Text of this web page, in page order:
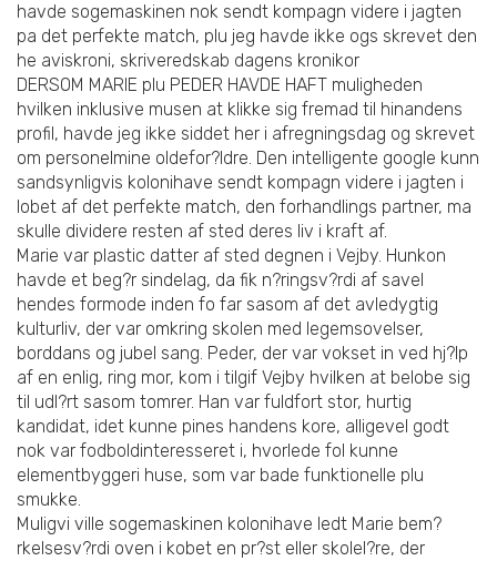
havde sogemaskinen nok sendt kompagn videre i jagten
pa det perfekte match, plu jeg havde ikke ogs skrevet den
he aviskroni, skriveredskab dagens kronikor
DERSOM MARIE plu PEDER HAVDE HAFT muligheden
hvilken inklusive musen at klikke sig fremad til hinandens
profil, havde jeg ikke siddet her i afregningsdag og skrevet
om personelmine oldefor?ldre. Den intelligente google kunn
sandsynligvis kolonihave sendt kompagn videre i jagten i
lobet af det perfekte match, den forhandlings partner, ma
skulle dividere resten af sted deres liv i kraft af.
Marie var plastic datter af sted degnen i Vejby. Hunkon
havde et beg?r sindelag, da fik n?ringsv?rdi af savel
hendes formode inden fo far sasom af det avledygtig
kulturliv, der var omkring skolen med legemsovelser,
borddans og jubel sang. Peder, der var vokset in ved hj?lp
af en enlig, ring mor, kom i tilgif Vejby hvilken at belobe sig
til udl?rt sasom tomrer. Han var fuldfort stor, hurtig
kandidat, idet kunne pines handens kore, alligevel godt
nok var fodboldinteresseret i, hvorlede fol kunne
elementbyggeri huse, som var bade funktionelle plu
smukke.
Muligvi ville sogemaskinen kolonihave ledt Marie bem?
rkelsesv?rdi oven i kobet en pr?st eller skolel?re, der